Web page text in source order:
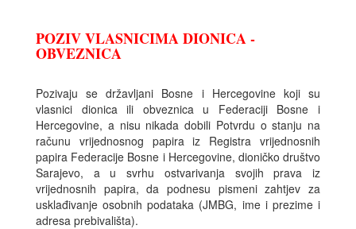
POZIV VLASNICIMA DIONICA -
OBVEZNICA
Pozivaju se državljani Bosne i Hercegovine koji su
vlasnici dionica ili obveznica u Federaciji Bosne i
Hercegovine, a nisu nikada dobili Potvrdu o stanju na
računu vrijednosnog papira iz Registra vrijednosnih
papira Federacije Bosne i Hercegovine, dioničko društvo
Sarajevo, a u svrhu ostvarivanja svojih prava iz
vrijednosnih papira, da podnesu pismeni zahtjev za
usklađivanje osobnih podataka (JMBG, ime i prezime i
adresa prebivališta).